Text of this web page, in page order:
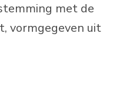
met de
vormgegeven uit